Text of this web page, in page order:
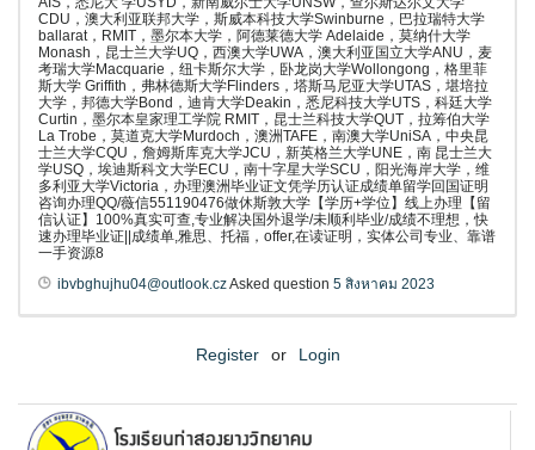
CDU，澳大利亚联邦大学，斯威本科技大学Swinburne，巴拉瑞特大学
ballarat，RMIT，墨尔本大学，阿德莱德大学 Adelaide，莫纳什大学
Monash，昆士兰大学UQ，西澳大学UWA，澳大利亚国立大学ANU，麦
考瑞大学Macquarie，纽卡斯尔大学，卧龙岗大学Wollongong，格里菲
斯大学 Griffith，弗林德斯大学Flinders，塔斯马尼亚大学UTAS，堪培拉
大学，邦德大学Bond，迪肯大学Deakin，悉尼科技大学UTS，科廷大学
Curtin，墨尔本皇家理工学院 RMIT，昆士兰科技大学QUT，拉筹伯大学
La Trobe，莫道克大学Murdoch，澳洲TAFE，南澳大学UniSA，中央昆
士兰大学CQU，詹姆斯库克大学JCU，新英格兰大学UNE，南 昆士兰大
学USQ，埃迪斯科文大学ECU，南十字星大学SCU，阳光海岸大学，维
多利亚大学Victoria，办理澳洲毕业证文凭学历认证成绩单留学回国证明
咨询办理QQ/薇信551190476做休斯敦大学【学历+学位】线上办理【留
信认证】100%真实可查,专业解决国外退学/未顺利毕业/成绩不理想，快
速办理毕业证||成绩单,雅思、托福，offer,在读证明，实体公司专业、靠谱
一手资源8
ibvbghujhu04@outlook.czAsked question 5 สิงหาคม 2023
Register or Login